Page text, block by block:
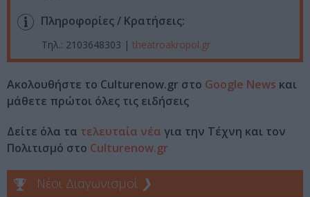
Πληροφορίες / Κρατήσεις:
Τηλ.: 2103648303 | theatroakropol.gr
Ακολουθήστε το Culturenow.gr στο Google News και
μάθετε πρώτοι όλες τις ειδήσεις
Δείτε όλα τα τελευταία νέα για την Τέχνη και τον
Πολιτισμό στο Culturenow.gr
Νέοι Διαγωνισμοί ❯